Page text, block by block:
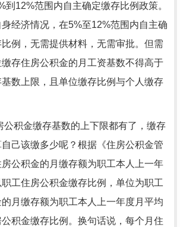
到12%范围内自主确定缴存比例政策。
经济情况，在5%至12%范围内自主确
例，无需提供材料，无需审批。但需
存住房公积金的月工资基数不得高于
数上限，且单位缴存比例与个人缴存
积金缴存基数的上下限都有了，缴存
己该缴多少呢？根据《住房公积金管
公积金的月缴存额为职工本人上一年
工住房公积金缴存比例，单位为职工
月缴存额为职工本人上一年度月平均
积金缴存比例。换句话说，每个月住